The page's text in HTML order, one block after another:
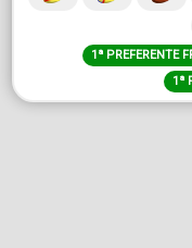
1ª PREFERENTE
1ª